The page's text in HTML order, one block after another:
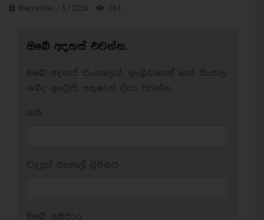
Wednesday / 5 / 2026 304
ඔබේ අදහස් එවන්න.